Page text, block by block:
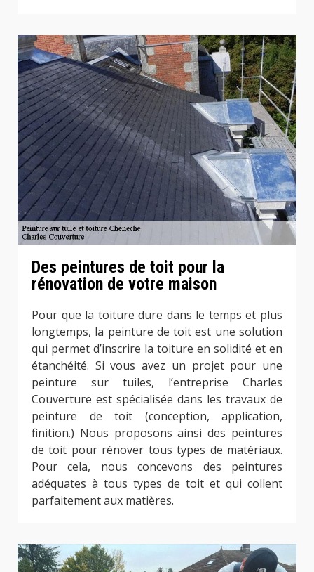
Des peintures de toit pour la
rénovation de votre maison
Pour que la toiture dure dans le temps et plus
longtemps, la peinture de toit est une solution
qui permet d’inscrire la toiture en solidité et en
étanchéité. Si vous avez un projet pour une
peinture sur tuiles, l’entreprise Charles
Couverture est spécialisée dans les travaux de
peinture de toit (conception, application,
finition.) Nous proposons ainsi des peintures
de toit pour rénover tous types de matériaux.
Pour cela, nous concevons des peintures
adéquates à tous types de toit et qui collent
parfaitement aux matières.